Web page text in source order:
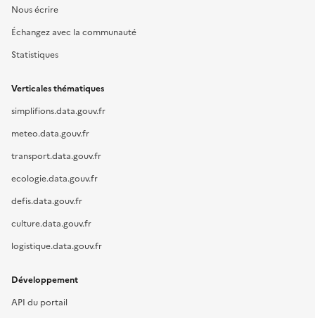
Nous écrire
Échangez avec la communauté
Statistiques
Verticales thématiques
simplifions.data.gouv.fr
meteo.data.gouv.fr
transport.data.gouv.fr
ecologie.data.gouv.fr
defis.data.gouv.fr
culture.data.gouv.fr
logistique.data.gouv.fr
Développement
API du portail